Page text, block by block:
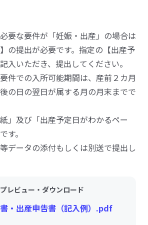
要な要件が「妊娠・出産」の場合は
の提出が必要です。指定の【出産予
入いただき、提出してください。
件での入所可能期間は、産前２カ月
の日の翌日が属する月の月末までで
」及び「出産予定日がわかるペー
す。
データの添付もしくは別送で提出し
レビュー・ダウンロード
・出産申告書（記入例）.pdf